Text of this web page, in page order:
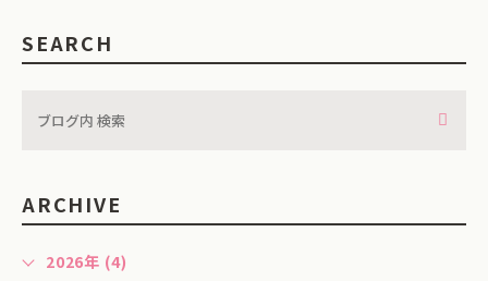
SEARCH
ARCHIVE
2026年 (4)